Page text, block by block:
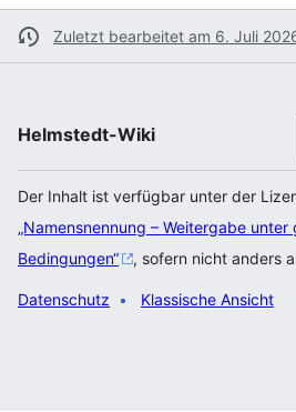
Zuletzt bearbeitet am 6. Juli
Helmstedt-Wiki
Der Inhalt ist verfügbar unter der
„Namensnennung – Weitergabe unter
Bedingungen“
, sofern nicht anders
Datenschutz Klassische Ansicht